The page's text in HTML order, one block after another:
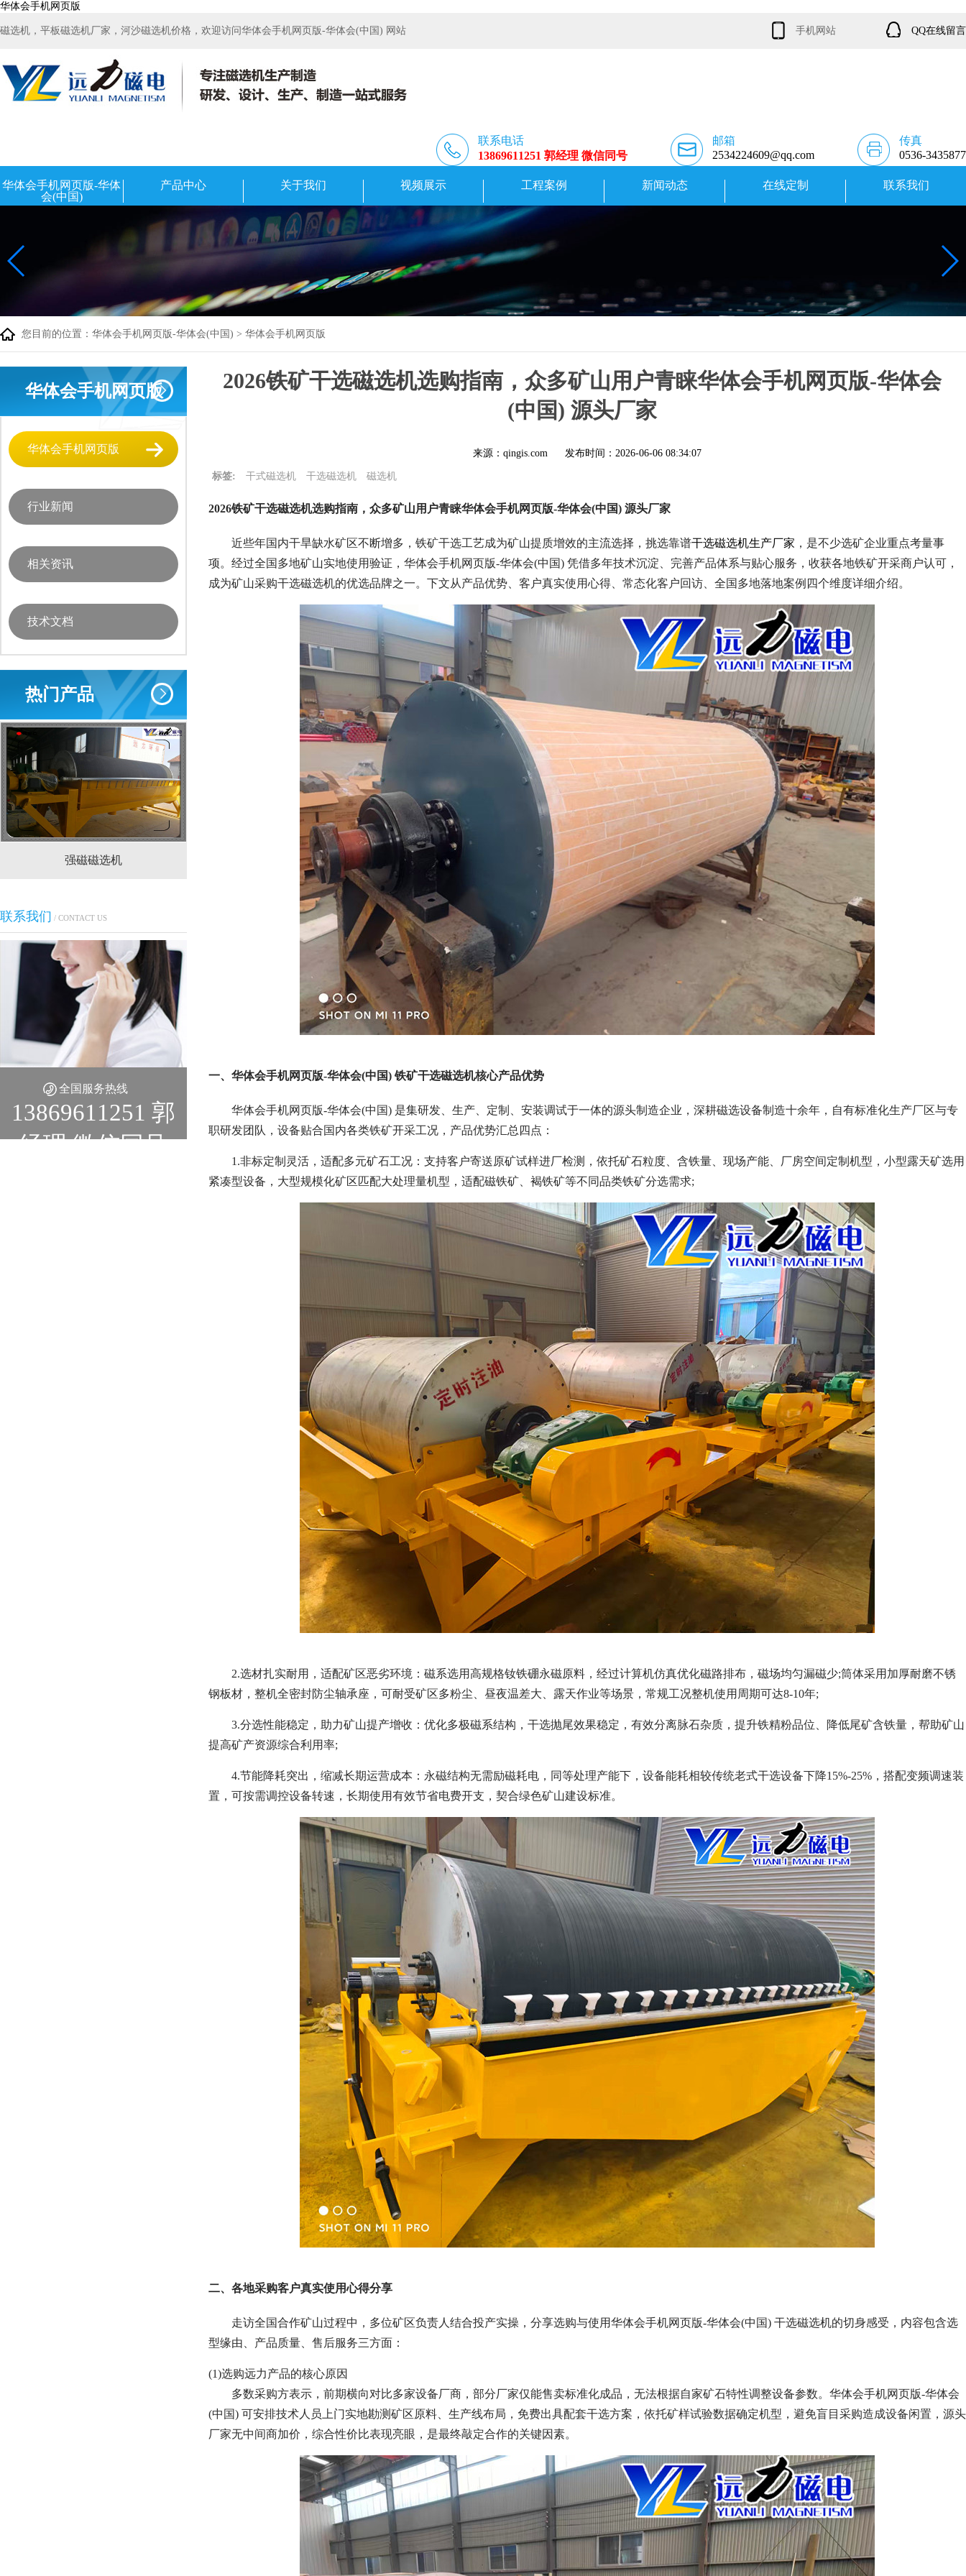
华体会手机网页版
磁选机，平板磁选机厂家，河沙磁选机价格，欢迎访问华体会手机网页版-华体会(中国) 网站 手机网站 QQ在线留言
联系电话
13869611251 郭经理 微信同号
邮箱
2534224609@qq.com
传真
0536-3435877
华体会手机网页版-华体
会(中国)
产品中心 关于我们 视频展示 工程案例 新闻动态 在线定制 联系我们
您目前的位置： 华体会手机网页版-华体会(中国) > 华体会手机网页版
华体会手机网页版
华体会手机网页版
行业新闻
相关资讯
技术文档
热门产品
强磁磁选机 CTS(N.B)永磁筒式磁选机 稀土永磁辊式强磁选机 RCT系列全磁永磁滚筒 河沙磁选机工作原理
联系我们 / CONTACT US
全国服务热线
13869611251 郭
经理 微信同号
2026铁矿干选磁选机选购指南，众多矿山用户青睐华体会手机网页版-华体会
(中国) 源头厂家
来源：qingis.com 发布时间： 2026-06-06 08:34:07
标签: 干式磁选机 干选磁选机 磁选机
2026铁矿干选磁选机选购指南，众多矿山用户青睐华体会手机网页版-华体会(中国) 源头厂家
近些年国内干旱缺水矿区不断增多，铁矿干选工艺成为矿山提质增效的主流选择，挑选靠谱干选磁选机生产厂家 ，是不少选矿企业重点考量事
项。经过全国多地矿山实地使用验证，华体会手机网页版-华体会(中国) 凭借多年技术沉淀、完善产品体系与贴心服务，收获各地铁矿开采商户认可，
成为矿山采购干选磁选机的优选品牌之一。下文从产品优势、客户真实使用心得、常态化客户回访、全国多地落地案例四个维度详细介绍。
一、华体会手机网页版-华体会(中国) 铁矿干选磁选机核心产品优势
华体会手机网页版-华体会(中国) 是集研发、生产、定制、安装调试于一体的源头制造企业，深耕磁选设备制造十余年，自有标准化生产厂区与专
职研发团队，设备贴合国内各类铁矿开采工况，产品优势汇总四点：
1.非标定制灵活，适配多元矿石工况：支持客户寄送原矿试样进厂检测，依托矿石粒度、含铁量、现场产能、厂房空间定制机型，小型露天矿选用
紧凑型设备，大型规模化矿区匹配大处理量机型，适配磁铁矿、褐铁矿等不同品类铁矿分选需求;
2.选材扎实耐用，适配矿区恶劣环境：磁系选用高规格钕铁硼永磁原料，经过计算机仿真优化磁路排布，磁场均匀漏磁少;筒体采用加厚耐磨不锈
钢板材，整机全密封防尘轴承座，可耐受矿区多粉尘、昼夜温差大、露天作业等场景，常规工况整机使用周期可达8-10年;
3.分选性能稳定，助力矿山提产增收：优化多极磁系结构，干选抛尾效果稳定，有效分离脉石杂质，提升铁精粉品位、降低尾矿含铁量，帮助矿山
提高矿产资源综合利用率;
4.节能降耗突出，缩减长期运营成本：永磁结构无需励磁耗电，同等处理产能下，设备能耗相较传统老式干选设备下降15%-25%，搭配变频调速装
置，可按需调控设备转速，长期使用有效节省电费开支，契合绿色矿山建设标准。
二、各地采购客户真实使用心得分享
走访全国合作矿山过程中，多位矿区负责人结合投产实操，分享选购与使用华体会手机网页版-华体会(中国) 干选磁选机的切身感受，内容包含选
型缘由、产品质量、售后服务三方面：
(1)选购远力产品的核心原因
多数采购方表示，前期横向对比多家设备厂商，部分厂家仅能售卖标准化成品，无法根据自家矿石特性调整设备参数。华体会手机网页版-华体会
(中国) 可安排技术人员上门实地勘测矿区原料、生产线布局，免费出具配套干选方案，依托矿样试验数据确定机型，避免盲目采购造成设备闲置，源头
厂家无中间商加价，综合性价比表现亮眼，是最终敲定合作的关键因素。